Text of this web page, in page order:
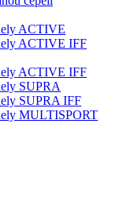
ACTIVE
ACTIVE IFF
ACTIVE IFF
SUPRA
SUPRA IFF
MULTISPORT